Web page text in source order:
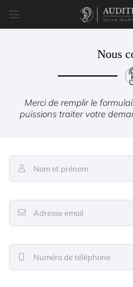

 Adresse email de réception
 Code Captcha
Rafraîchir le captcha
Nous
Merci de remplir le
puissions traiter votre
 Nom et prénom
 Adresse email
Numéro de téléphone